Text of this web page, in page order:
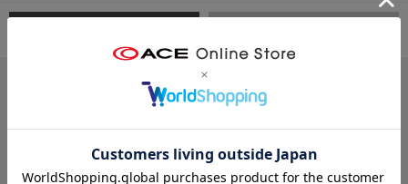
月～金曜 13時／土曜 11時
3,300円以上のご購入で
「送料無料」